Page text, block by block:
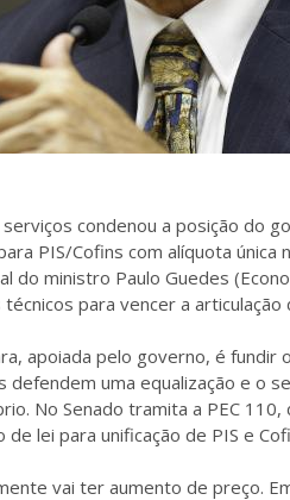
condenou a posição do
PIS/Cofins com alíquota única
ministro Paulo Guedes
para vencer a
apoiada pelo governo, é
defendem uma equalização e o
No Senado tramita a PEC
lei para unificação de PIS e
vai ter aumento de preço.